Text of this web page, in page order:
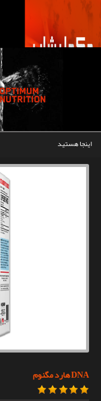
اینجا هستید
DNA هارد مگنوم